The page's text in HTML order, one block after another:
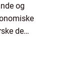
og
de